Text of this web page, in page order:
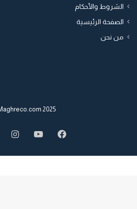
الشروط والأحكام
الصفحة الرئيسية
من نحن
2025 Maghreco.com
Facebook
YouTube